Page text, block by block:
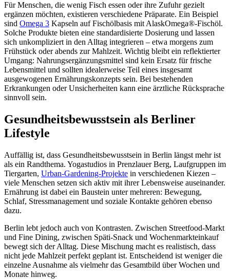
Für Menschen, die wenig Fisch essen oder ihre Zufuhr gezielt
ergänzen möchten, existieren verschiedene Präparate. Ein Beispiel
sind Omega 3 Kapseln auf Fischölbasis mit AlaskOmega®-Fischöl.
Solche Produkte bieten eine standardisierte Dosierung und lassen
sich unkompliziert in den Alltag integrieren – etwa morgens zum
Frühstück oder abends zur Mahlzeit. Wichtig bleibt ein reflektierter
Umgang: Nahrungsergänzungsmittel sind kein Ersatz für frische
Lebensmittel und sollten idealerweise Teil eines insgesamt
ausgewogenen Ernährungskonzepts sein. Bei bestehenden
Erkrankungen oder Unsicherheiten kann eine ärztliche Rücksprache
sinnvoll sein.
Gesundheitsbewusstsein als Berliner
Lifestyle
Auffällig ist, dass Gesundheitsbewusstsein in Berlin längst mehr ist
als ein Randthema. Yogastudios in Prenzlauer Berg, Laufgruppen im
Tiergarten, Urban-Gardening-Projekte in verschiedenen Kiezen –
viele Menschen setzen sich aktiv mit ihrer Lebensweise auseinander.
Ernährung ist dabei ein Baustein unter mehreren: Bewegung,
Schlaf, Stressmanagement und soziale Kontakte gehören ebenso
dazu.
Berlin lebt jedoch auch von Kontrasten. Zwischen Streetfood-Markt
und Fine Dining, zwischen Späti-Snack und Wochenmarkteinkauf
bewegt sich der Alltag. Diese Mischung macht es realistisch, dass
nicht jede Mahlzeit perfekt geplant ist. Entscheidend ist weniger die
einzelne Ausnahme als vielmehr das Gesamtbild über Wochen und
Monate hinweg.